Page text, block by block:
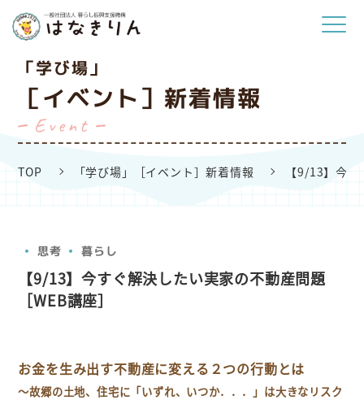
「学び場」
［イベント］新着情報
Event
TOP 「学び場」［イベント］新着情報 【9/13】今
思考 暮らし
【9/13】今すぐ解決したい実家の不動産問題
［WEB講座］
お金を生み出す不動産に変える２つの行動とは
～故郷の土地、住宅に「いずれ、いつか．．．」は大きなリスク